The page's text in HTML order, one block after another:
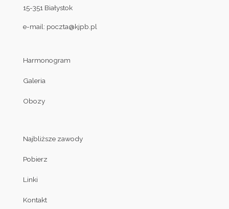
15-351 Białystok
e-mail: poczta@kjpb.pl
Harmonogram
Galeria
Obozy
Najbliższe zawody
Pobierz
Linki
Kontakt